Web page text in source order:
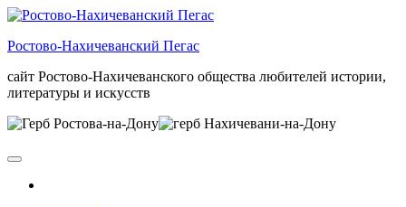
Skip
the
Ростово-Нахичеванский Пегас
сайт Ростово-Нахичеванского общества любителей истории,
литературы и искусств